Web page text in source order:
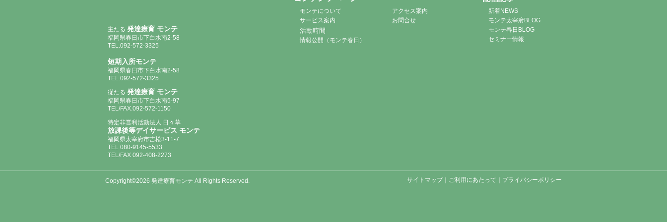
主たる 発達療育 モンテ
福岡県春日市下白水南2-58
TEL.092-572-3325
短期入所モンテ
福岡県春日市下白水南2-58
TEL.092-572-3325
従たる 発達療育 モンテ
福岡県春日市下白水南5-97
TEL/FAX.092-572-1150
特定非営利活動法人 日々草
放課後等デイサービス モンテ
福岡県太宰府市吉松3-11-7
TEL 080-9145-5533
TEL/FAX 092-408-2273
モンテについて
サービス案内
活動時間
情報公開（モンテ春日）
アクセス案内
お問合せ
新着NEWS
モンテ太宰府BLOG
モンテ春日BLOG
セミナー情報
Copyright©2026 発達療育モンテ All Rights Reserved. サイトマップ｜ ご利用にあたって プライバシーポリシー